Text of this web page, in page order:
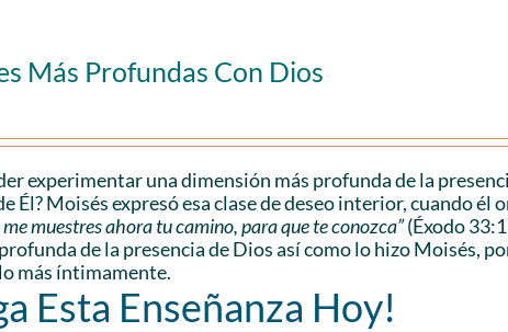
Más Profundas Con Dios
experimentar una dimensión más profunda de la
Él? Moisés expresó esa clase de deseo interior, cuando él
muestres ahora tu camino, para que te conozca”(Éxodo
de la presencia de Dios así como lo hizo Moisés,
más íntimamente.
Esta Enseñanza Hoy!